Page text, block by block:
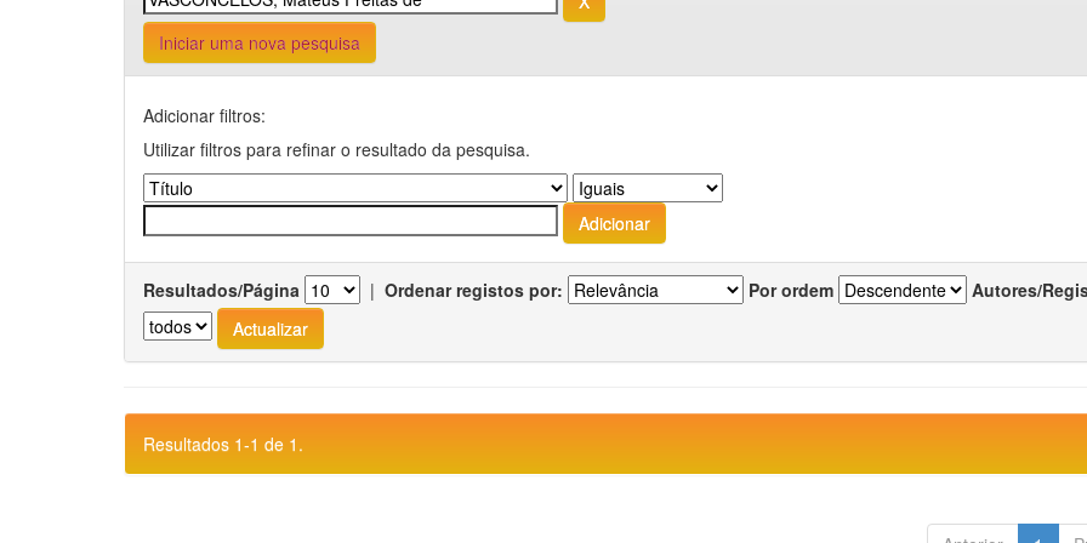
Iniciar uma nova pesquisa
Adicionar filtros:
Utilizar filtros para refinar o resultado da pesquisa.
Resultados/Página | Ordenar registos por: Por ordem Autores/
Resultados 1-1 de 1.